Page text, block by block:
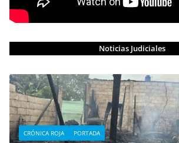
Noticias Judiciales
CRÓNICA ROJA PORTADA